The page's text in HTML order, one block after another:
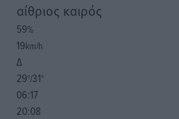
αίθριος καιρός
59%
19km/h
Δ
29°/31°
06:17
20:08